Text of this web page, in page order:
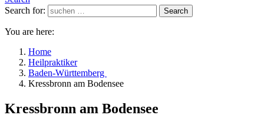
Search for:
Search
You are here:
Home
Heilpraktiker
Baden-Württemberg
Kressbronn am Bodensee
Kressbronn am Bodensee